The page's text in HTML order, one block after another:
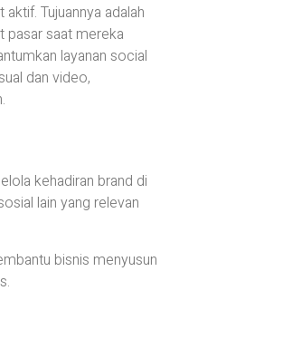
Tujuannya adalah
pasar saat mereka
layanan social
dan video,
kehadiran brand di
lain yang relevan
bisnis menyusun